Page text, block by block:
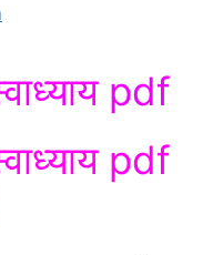
pdf
pdf